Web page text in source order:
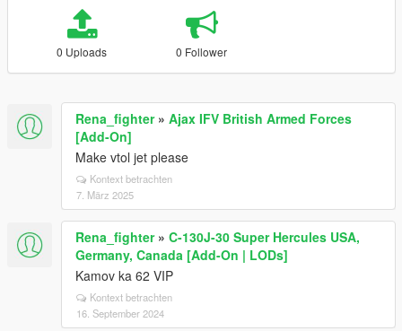
0 Uploads 0 Follower
Rena_fighter» Ajax IFV British Armed Forces
[Add-On]
Make vtol jet please
Kontext betrachten
7. März 2025
Rena_fighter» C-130J-30 Super Hercules USA,
Germany, Canada [Add-On | LODs]
Kamov ka 62 VIP
Kontext betrachten
16. September 2024